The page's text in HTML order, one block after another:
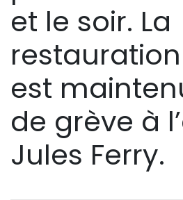
et le soir. La
est
de grève à
Jules Ferry.